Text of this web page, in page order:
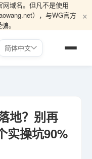
域名。但凡不是使用
），与WG官方
。
×
简体中文
地？别再
实操坑90%